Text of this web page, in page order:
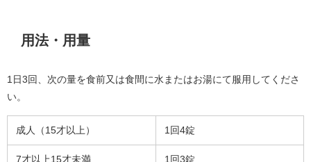
用法・用量
1日3回、次の量を食前又は食間に水またはお湯にて服用してくださ
い。
成人（15才以上） 1回4錠
7才以上15才未満 1回3錠